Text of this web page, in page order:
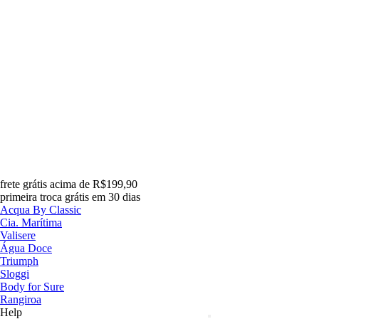
frete grátis acima de R$199,90
primeira troca grátis em 30 dias
Acqua By Classic
Cia. Marítima
Valisere
Água Doce
Triumph
Sloggi
Body for Sure
Rangiroa
Help